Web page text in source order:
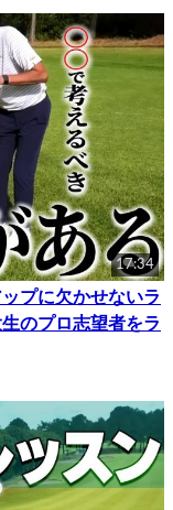
17:34
プに欠かせないラ
のプロ志望者をラ